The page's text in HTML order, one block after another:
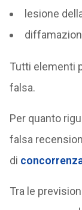
lesione
Tutti elementi
falsa.
Per quanto
falsa
di
Tra le